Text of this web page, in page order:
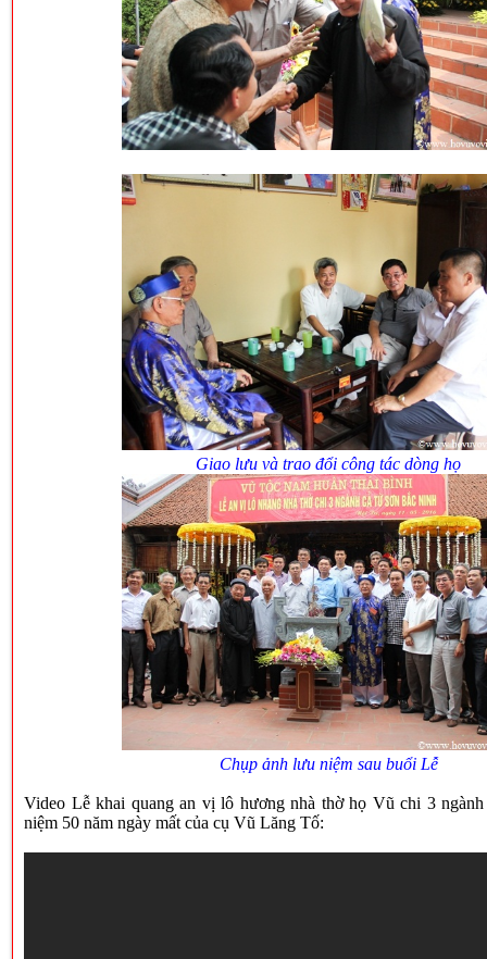
Giao lưu và trao đổi công tác dòng họ
Chụp ảnh lưu niệm sau buổi Lễ
Video Lễ khai quang an vị lô hương nhà thờ họ Vũ chi 3
niệm 50 năm ngày mất của cụ Vũ Lăng Tố: